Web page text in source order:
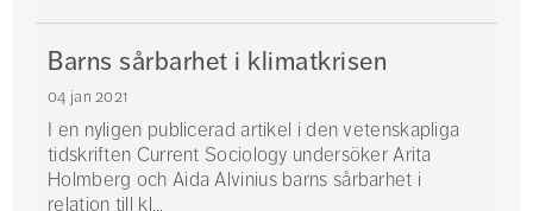
Barns sårbarhet i klimatkrisen
04 jan 2021
I en nyligen publicerad artikel i den vetenskapliga
tidskriften Current Sociology undersöker Arita
Holmberg och Aida Alvinius barns sårbarhet i
relation till kl...